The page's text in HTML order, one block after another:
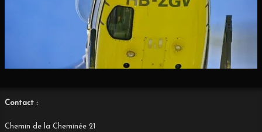
Contact :
Chemin de la Cheminée 21